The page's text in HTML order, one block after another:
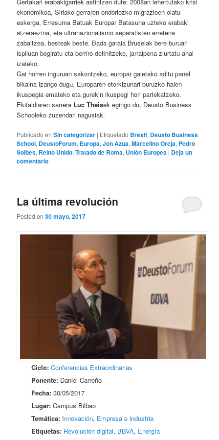
ekonomikoa, Siriako gerraren ondoriozko migrazioen olatu
eskerga, Erresuma Batuak Europar Batasuna uzteko erabaki
atzeraezina, eta ultranazionalismo separatisten erretena
zabaltzea, besteak beste. Bada garaia Bruselak bere buruari
ispiluan begiratu eta berriro definitzeko, jarraipena ziurtatu ahal
izateko.
Gai horren inguruan sakontzeko, europar gaietako aditu panel
bikaina izango dugu, Europaren etorkizunari buruzko haien
ikuspegia emateko eta gurekin ikuspegi hori partekatzeko.
Ekitaldiaren sarrera Luc Theisek egingo du, Deusto Business
Schooleko zuzendari nagusiak.
Publicado en Sin categorizar | Etiquetado Brexit, Deusto Business
School, DeustoForum, Europa,Jon Azua,Marcelino Oreja, Pedro
Solbes, Reino Unido,Tratado de Roma, Unión Europea | Deja un
comentario
La última revolución
Posted on30 mayo, 2017
Ciclo: Conferencias Extraordinarias
Ponente: Daniel Carreño
Fecha: 30/05/2017
Lugar: Campus Bilbao
Temática: Innovación, Empresa e industria
Etiquetas: Revolución digital, BBVA, Energía